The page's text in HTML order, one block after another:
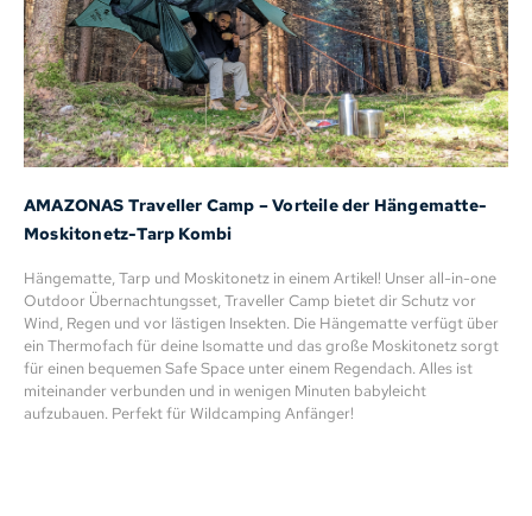
AMAZONAS Traveller Camp – Vorteile der Hängematte-
Moskitonetz-Tarp Kombi
Hängematte, Tarp und Moskitonetz in einem Artikel! Unser all-in-one
Outdoor Übernachtungsset, Traveller Camp bietet dir Schutz vor
Wind, Regen und vor lästigen Insekten. Die Hängematte verfügt über
ein Thermofach für deine Isomatte und das große Moskitonetz sorgt
für einen bequemen Safe Space unter einem Regendach. Alles ist
miteinander verbunden und in wenigen Minuten babyleicht
aufzubauen. Perfekt für Wildcamping Anfänger!